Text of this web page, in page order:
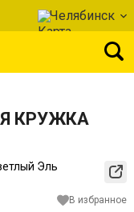
Челябинск
КРУЖКА
В избранное